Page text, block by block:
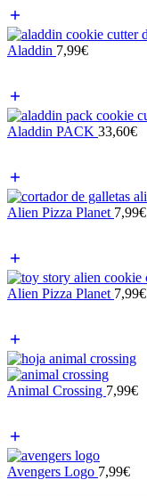
Aladdin 7,99€
Aladdin PACK 33,60€
Alien Pizza Planet 7,99€
Alien Pizza Planet 7,99€
Animal Crossing 7,99€
Avengers Logo 7,99€